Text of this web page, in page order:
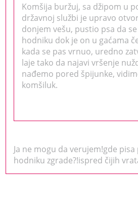
Komšija buržuj, sa džipom u
državnoj službi je upravo
donjem vešu, pustio psa da
hodniku dok je on u gaćama
kada se pas vrnuo, uredno
laje tako da najavi vršenje
nađemo pored špijunke,
komšiluk.
Ja ne mogu da verujem!gde
hodniku zgrade?!ispred čijih